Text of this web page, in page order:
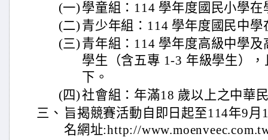
(一) 學童組：114 學年度國民小學在
(二) 青少年組：114 學年度國民中學
(三) 青年組：114 學年度高級中學
學生（含五專 1-3 年級學生）
下。
(四)社會組：年滿18 歲以上之中華
三、 旨揭競賽活動自即日起至114年9
名網址:http://